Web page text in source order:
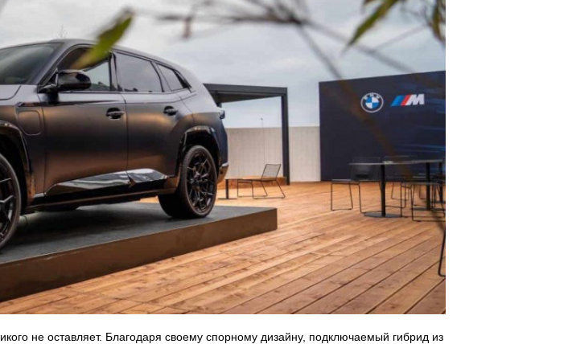
не оставляет. Благодаря своему спорному дизайну, подключаемый гибрид из